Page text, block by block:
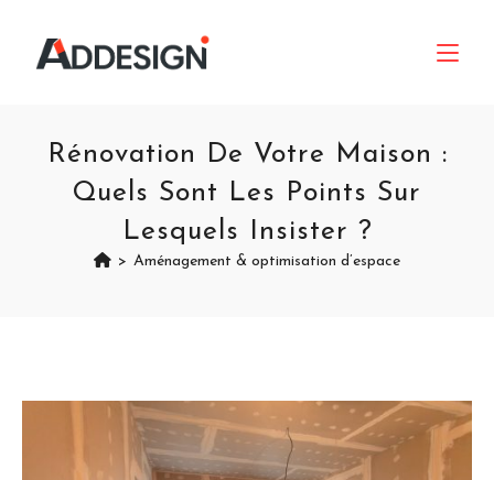
Rénovation De Votre Maison :
Quels Sont Les Points Sur
Lesquels Insister ?
> Aménagement & optimisation d’espace